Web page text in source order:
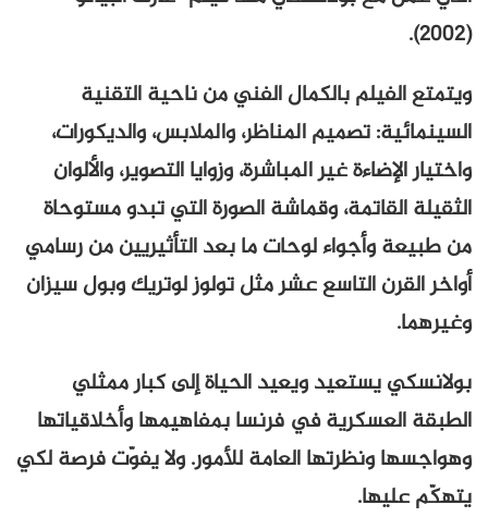
(2002).
ويتمتع الفيلم بالكمال الفني من ناحية التقنية
السينمائية: تصميم المناظر، والملابس، والديكورات،
واختيار الإضاءة غير المباشرة، وزوايا التصوير، والألوان
الثقيلة القاتمة، وقماشة الصورة التي تبدو مستوحاة
من طبيعة وأجواء لوحات ما بعد التأثيريين من رسامي
أواخر القرن التاسع عشر مثل تولوز لوتريك وبول سيزان
وغيرهما.
بولانسكي يستعيد ويعيد الحياة إلى كبار ممثلي
الطبقة العسكرية في فرنسا بمفاهيمها وأخلاقياتها
وهواجسها ونظرتها العامة للأمور. ولا يفوّت فرصة لكي
يتهكّم عليها.